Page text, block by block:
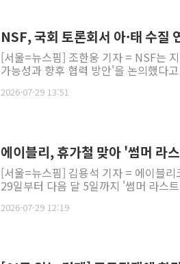
NSF, 국회 토론회서 아·태 수질
[서울=뉴스핌] 조한웅 기자 = NSF는
가능성과 향후 협력 방안'을 논의했다
2026-07-29 13:51
에이블리, 휴가철 맞아 '썸머 라
[서울=뉴스핌] 김용석 기자 = 에이블
29일부터 다음 달 5일까지 '썸머 라스
2026-07-29 12:19